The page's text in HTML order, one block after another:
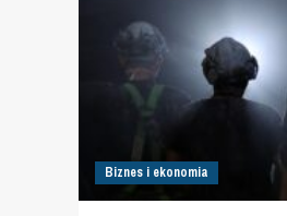
Biznes i ekonomia